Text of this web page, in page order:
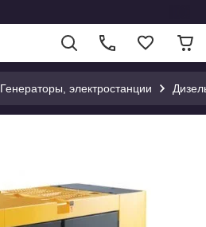
Генераторы, электростанции